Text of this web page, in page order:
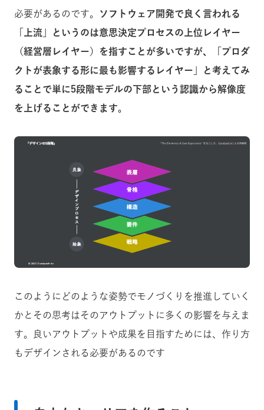
必要があるのです。
ソフトウェア開発で良く言われる
「上流」というのは意思決定プロセスの上位レイヤー
（経営層レイヤー）を指すことが多いですが、「プロダ
クトが表象する形に最も影響するレイヤー」と考えてみ
ることで単に5段階モデルの下部という認識から解像度
を上げることができます。
このようにどのような姿勢でモノづくりを推進していく
かとその思考はそのアウトプットに多くの影響を与えま
す。
良いアウトプットや成果を目指すためには、作り方
もデザインされる必要があるのです